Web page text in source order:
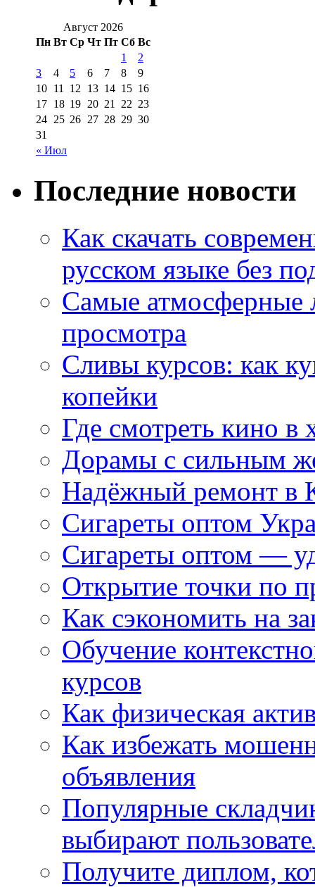
Август 2026
Пн Вт Ср Чт Пт Сб Вс
« Июл
1
2
3
4 5 6 7 8
9
10 11 12 13 14 15 16
17 18 19 20 21 22 23
24 25 26 27 28 29 30
31
Последние новости
Как скачать
русском языке без
Самые атмосферные
просмотра
Сливы курсов: как
копейки
Где смотреть кино в
Дорамы с сильным
Надёжный ремонт в
Сигареты оптом
Сигареты оптом —
Открытие точки по
Как сэкономить на
Обучение
курсов
Как физическая
Как избежать
объявления
Популярные
выбирают
Получите диплом,